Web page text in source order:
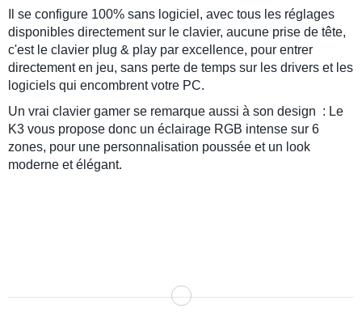
Il se configure 100% sans logiciel, avec tous les réglages
disponibles directement sur le clavier, aucune prise de tête,
c'est le clavier plug & play par excellence, pour entrer
directement en jeu, sans perte de temps sur les drivers et les
logiciels qui encombrent votre PC.
Un vrai clavier gamer se remarque aussi à son design : Le
K3 vous propose donc un éclairage RGB intense sur 6
zones, pour une personnalisation poussée et un look
moderne et élégant.